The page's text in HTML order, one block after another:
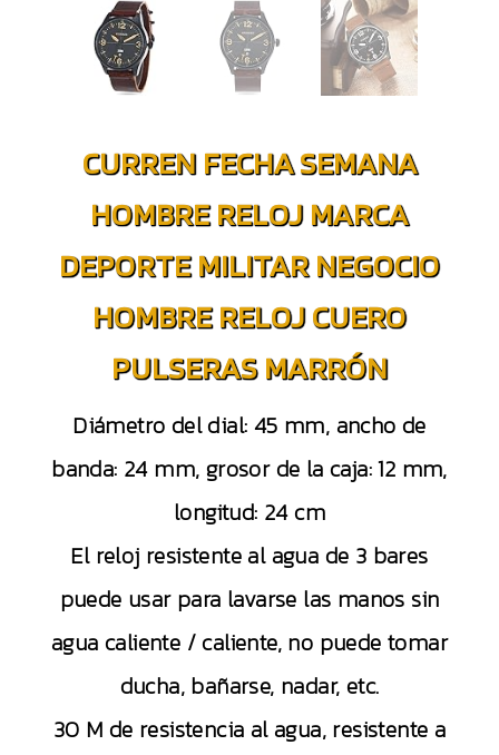
CURREN FECHA SEMANA
HOMBRE RELOJ MARCA
DEPORTE MILITAR NEGOCIO
HOMBRE RELOJ CUERO
PULSERAS MARRÓN
Diámetro del dial: 45 mm, ancho de
banda: 24 mm, grosor de la caja: 12 mm,
longitud: 24 cm
El reloj resistente al agua de 3 bares
puede usar para lavarse las manos sin
agua caliente / caliente, no puede tomar
ducha, bañarse, nadar, etc.
30 M de resistencia al agua, resistente a